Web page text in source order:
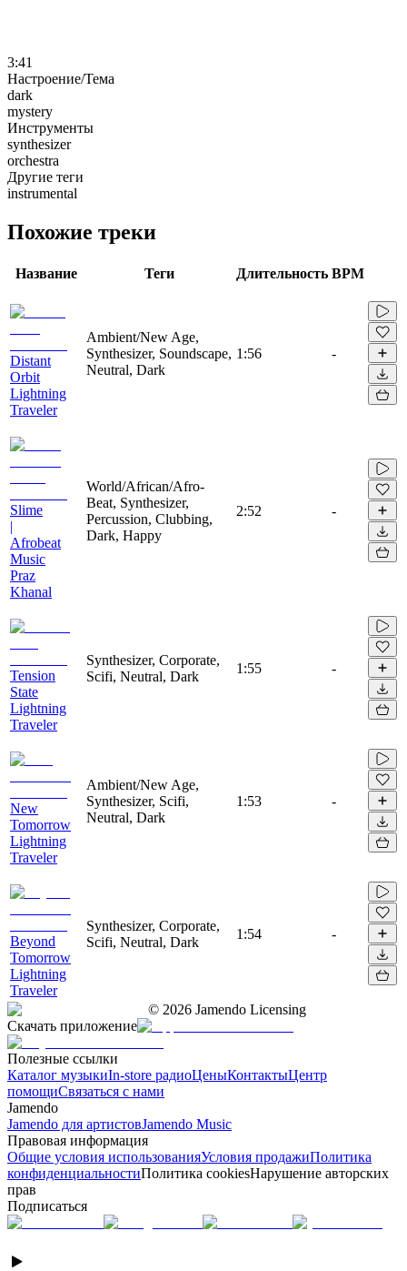
3:41
Настроение/Тема
dark
mystery
Инструменты
synthesizer
orchestra
Другие теги
instrumental
Похожие треки
Название Теги Длительность BPM
Distant
Orbit
Lightning
Traveler
Ambient/New Age,
Synthesizer, Soundscape,
Neutral, Dark
1:56 -
Slime
|
Afrobeat
Music
Praz
Khanal
World/African/Afro-
Beat, Synthesizer,
Percussion, Clubbing,
Dark, Happy
2:52 -
Tension
State
Lightning
Traveler
Synthesizer, Corporate,
Scifi, Neutral, Dark
1:55 -
New
Tomorrow
Lightning
Traveler
Ambient/New Age,
Synthesizer, Scifi,
Neutral, Dark
1:53 -
Beyond
Tomorrow
Lightning
Traveler
Synthesizer, Corporate,
Scifi, Neutral, Dark
1:54 -
© 2026 Jamendo Licensing
Скачать приложение
Полезные ссылки
Каталог музыкиIn-store радиоЦеныКонтактыЦентр
помощиСвязаться с нами
Jamendo
Jamendo для артистовJamendo Music
Правовая информация
Общие условия использованияУсловия продажиПолитика
конфиденциальностиПолитика cookiesНарушение авторских
прав
Подписаться